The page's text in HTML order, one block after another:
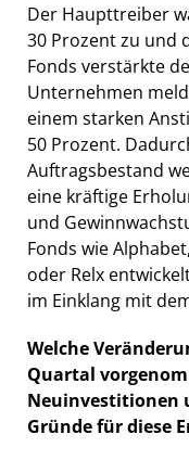
Der Haupttreiber
30 Prozent zu und
Fonds verstärkte
Unternehmen
einem starken
50 Prozent.
Auftragsbestand
eine kräftige
und
Fonds wie
oder Relx
im Einklang mit
Welche
Quartal
Neuinvestitionen
Gründe für diese